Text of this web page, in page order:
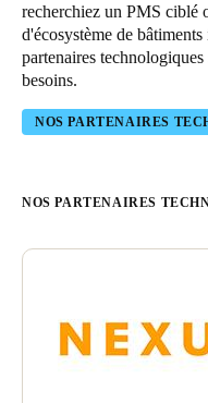
recherchiez un PMS ciblé
d'écosystème de
partenaires
besoins.
NOS PARTENAIRES
NOS PARTENAIRES